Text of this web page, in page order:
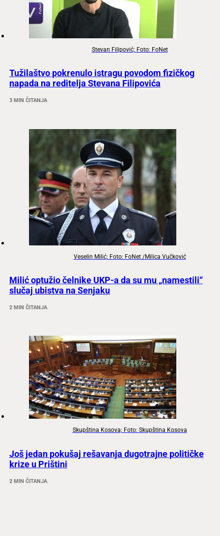
Stevan Filipović; Foto: FoNet
Tužilaštvo pokrenulo istragu povodom fizičkog
napada na reditelja Stevana Filipovića
3 MIN ČITANJA
Veselin Milić; Foto: FoNet /Milica Vučković
Milić optužio čelnike UKP-a da su mu „namestili“
slučaj ubistva na Senjaku
2 MIN ČITANJA
Skupština Kosova; Foto: Skupština Kosova
Još jedan pokušaj rešavanja dugotrajne političke
krize u Prištini
2 MIN ČITANJA